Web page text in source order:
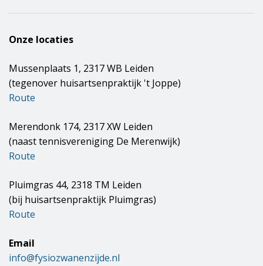
Onze locaties
Mussenplaats 1, 2317 WB Leiden
(tegenover huisartsenpraktijk 't Joppe)
Route
Merendonk 174, 2317 XW Leiden
(naast tennisvereniging De Merenwijk)
Route
Pluimgras 44, 2318 TM Leiden
(bij huisartsenpraktijk Pluimgras)
Route
Email
info@fysiozwanenzijde.nl